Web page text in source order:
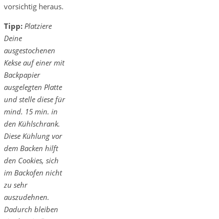
vorsichtig heraus.
Tipp: Platziere
Deine
ausgestochenen
Kekse auf einer mit
Backpapier
ausgelegten Platte
und stelle diese für
mind. 15 min. in
den Kühlschrank.
Diese Kühlung vor
dem Backen hilft
den Cookies, sich
im Backofen nicht
zu sehr
auszudehnen.
Dadurch bleiben